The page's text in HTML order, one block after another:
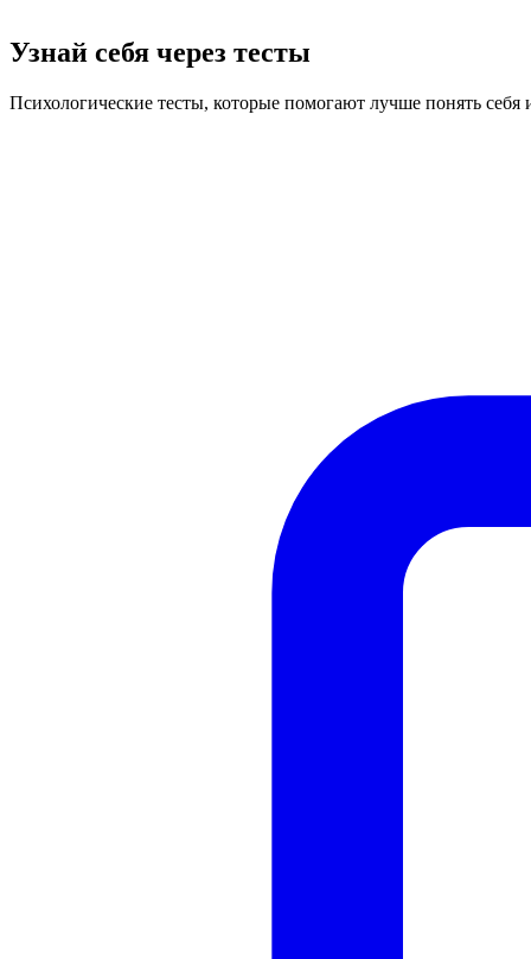
Узнай себя через тесты
Психологические тесты, которые помогают лучше понять себя